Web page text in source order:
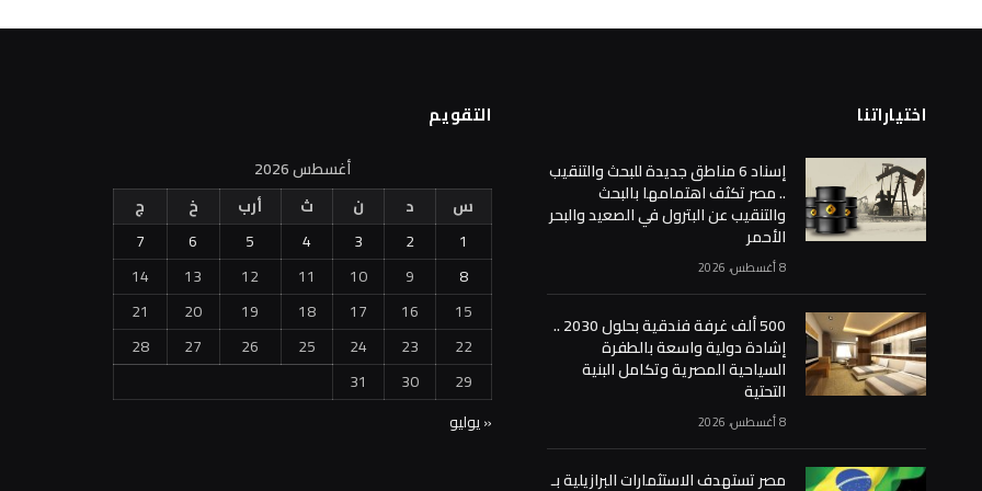
اختياراتنا
إسناد 6 مناطق جديدة للبحث والتنقيب
.. مصر تكثف اهتمامها بالبحث
والتنقيب عن البترول في الصعيد والبحر
الأحمر
8 أغسطس، 2026
500 ألف غرفة فندقية بحلول 2030 ..
إشادة دولية واسعة بالطفرة
السياحية المصرية وتكامل البنية
التحتية
8 أغسطس، 2026
مصر تستهدف الاستثمارات البرازيلية بـ
التقويم
أغسطس 2026
س
د ن ث أرب خ
ج
1
2
3
4
5
6
7
8
9
10
11
12
13
14
15
16
17
18
19
20
21
22
23
24
25
26
27
28
29
30
31
« يوليو